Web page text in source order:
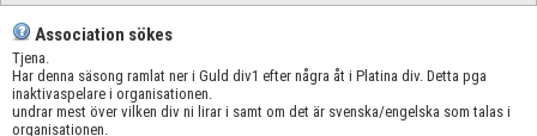
Association sökes
Tjena.
Har denna säsong ramlat ner i Guld div1 efter några åt i Platina div. Detta pga
inaktivaspelare i organisationen.
undrar mest över vilken div ni lirar i samt om det är svenska/engelska som talas i
organisationen.